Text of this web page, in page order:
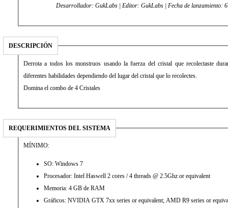
Desarrollador: GukLabs | Editor: GukLabs | Fecha de lanzamiento:
DESCRIPCIÓN
Derrota a todos los monstruos usando la fuerza del cristal que recolectaste
diferentes habilidades dependiendo del lugar del cristal que lo recolectes.
Domina el combo de 4 Cristales
REQUERIMIENTOS DEL SISTEMA
MÍNIMO:
SO: Windows 7
Procesador: Intel Haswell 2 cores / 4 threads @ 2.5Ghz or equivalent
Memoria: 4 GB de RAM
Gráficos: NVIDIA GTX 7xx series or equivalent; AMD R9 series or